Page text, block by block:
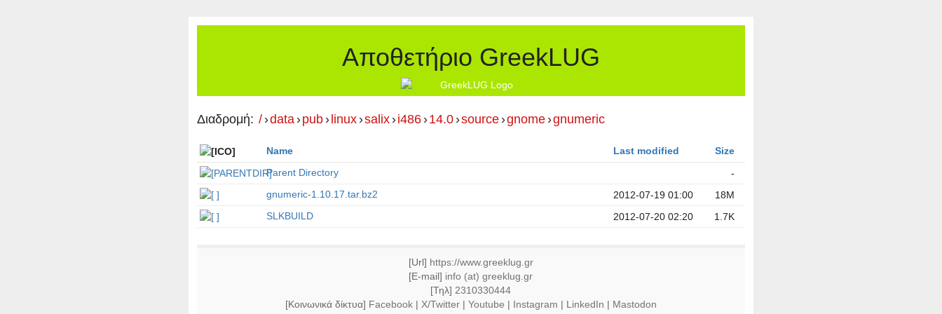
Αποθετήριο GreekLUG
Διαδρομή: / ›data ›pub › linux ›salix ›i486 ›14.0 ›source ›gnome ›gnumeric
Name Last modified
Size
Parent Directory
-
gnumeric-1.10.17.tar.bz2
2012-07-19 01:00
18M
SLKBUILD
2012-07-20 02:20 1.7K
[Url] https://www.greeklug.gr
[E-mail] info (at) greeklug.gr
[Τηλ] 2310330444
[Κοινωνικά δίκτυα] Facebook| X/Twitter| Youtube | Instagram | LinkedIn | Mastodon